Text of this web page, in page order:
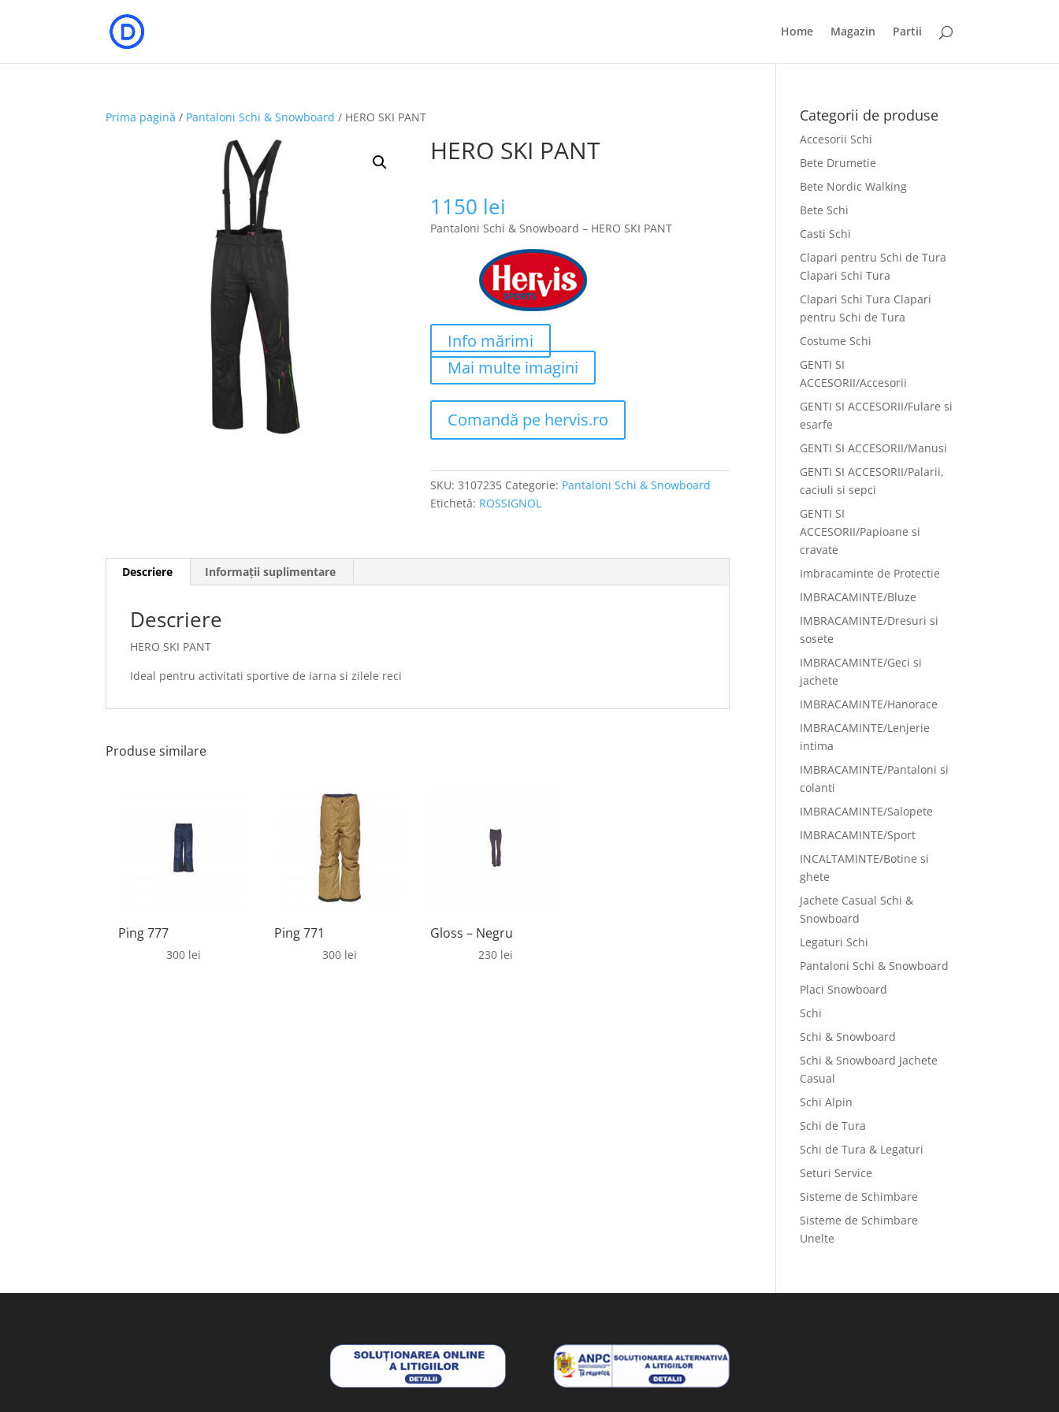
Home Magazin Partii
Prima pagină / Pantaloni Schi & Snowboard / HERO SKI PANT
HERO SKI PANT
1150 lei
Pantaloni Schi & Snowboard – HERO SKI PANT
Info mărimi
Mai multe imagini
Comandă pe hervis.ro
SKU:3107235 Categorie: Pantaloni Schi & Snowboard
Etichetă: ROSSIGNOL
Descriere Informații suplimentare
Descriere
HERO SKI PANT
Ideal pentru activitati sportive de iarna si zilele reci
Produse similare
Ping 777
300 lei
Ping 771
300 lei
Gloss – Negru
230 lei
Categorii de produse
Accesorii Schi
Bete Drumetie
Bete Nordic Walking
Bete Schi
Casti Schi
Clapari pentru Schi de Tura
Clapari Schi Tura
Clapari Schi Tura Clapari
pentru Schi de Tura
Costume Schi
GENTI SI
ACCESORII/Accesorii
GENTI SI ACCESORII/Fulare si
esarfe
GENTI SI ACCESORII/Manusi
GENTI SI ACCESORII/Palarii,
caciuli si sepci
GENTI SI
ACCESORII/Papioane si
cravate
Imbracaminte de Protectie
IMBRACAMINTE/Bluze
IMBRACAMINTE/Dresuri si
sosete
IMBRACAMINTE/Geci si
jachete
IMBRACAMINTE/Hanorace
IMBRACAMINTE/Lenjerie
intima
IMBRACAMINTE/Pantaloni si
colanti
IMBRACAMINTE/Salopete
IMBRACAMINTE/Sport
INCALTAMINTE/Botine si
ghete
Jachete Casual Schi &
Snowboard
Legaturi Schi
Pantaloni Schi & Snowboard
Placi Snowboard
Schi
Schi & Snowboard
Schi & Snowboard Jachete
Casual
Schi Alpin
Schi de Tura
Schi de Tura & Legaturi
Seturi Service
Sisteme de Schimbare
Sisteme de Schimbare
Unelte